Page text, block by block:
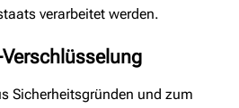
verarbeitet werden.
Sicherheitsgründen und zum